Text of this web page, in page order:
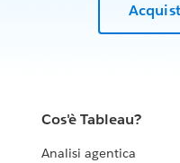
Cos'è Tableau?
Analisi agentica